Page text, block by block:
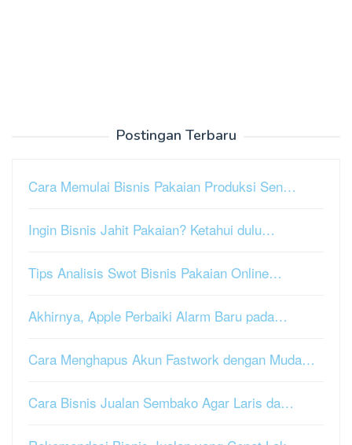
Postingan Terbaru
Cara Memulai Bisnis Pakaian Produksi Sen…
Ingin Bisnis Jahit Pakaian? Ketahui dulu…
Tips Analisis Swot Bisnis Pakaian Online…
Akhirnya, Apple Perbaiki Alarm Baru pada…
Cara Menghapus Akun Fastwork dengan Muda…
Cara Bisnis Jualan Sembako Agar Laris da…